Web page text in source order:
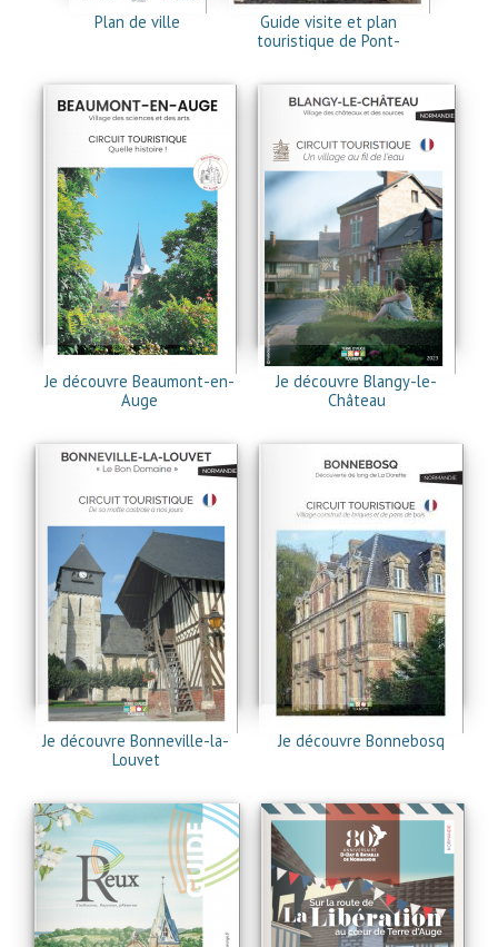
Plan de ville
Guide visite et plan
touristique de Pont-
Je découvre Beaumont-en-
Auge
Je découvre Blangy-le-
Château
Je découvre Bonneville-la-
Louvet
Je découvre Bonnebosq